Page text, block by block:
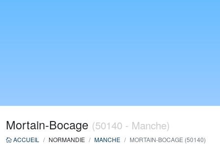
Mortain-Bocage (50140 - Manche)
ACCUEIL NORMANDIE MANCHE MORTAIN-BOCAGE (50140)